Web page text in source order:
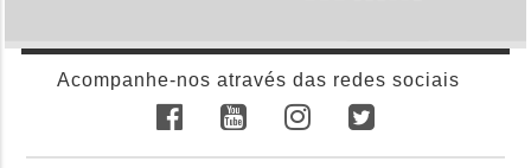
Acompanhe-nos através das redes sociais